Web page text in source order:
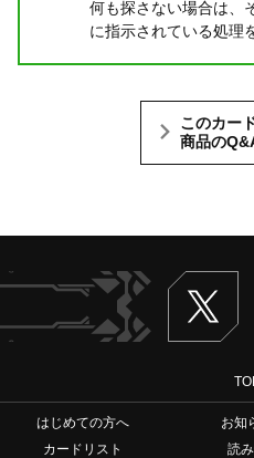
何も探さない場合は、
に指示されている処理
このカー
商品の
はじめての方へ お知
カードリスト
読